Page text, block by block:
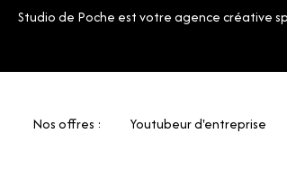
Studio de Poche est votre agence créative
Nos offres : Youtubeur d'entreprise